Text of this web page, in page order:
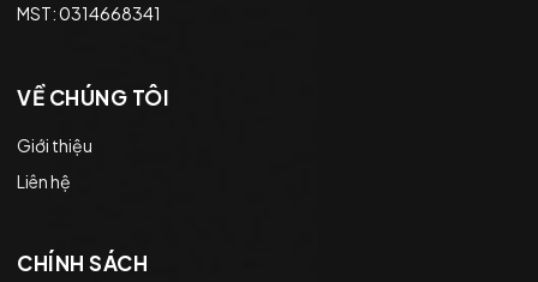
MST: 0314668341
VỀ CHÚNG TÔI
Giới thiệu
Liên hệ
CHÍNH SÁCH